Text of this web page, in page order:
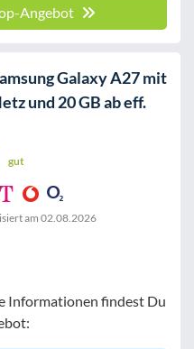
Angebot
Galaxy A27 mit
und 20 GB ab eff.
gut
am02.08.2026
Informationen findest Du